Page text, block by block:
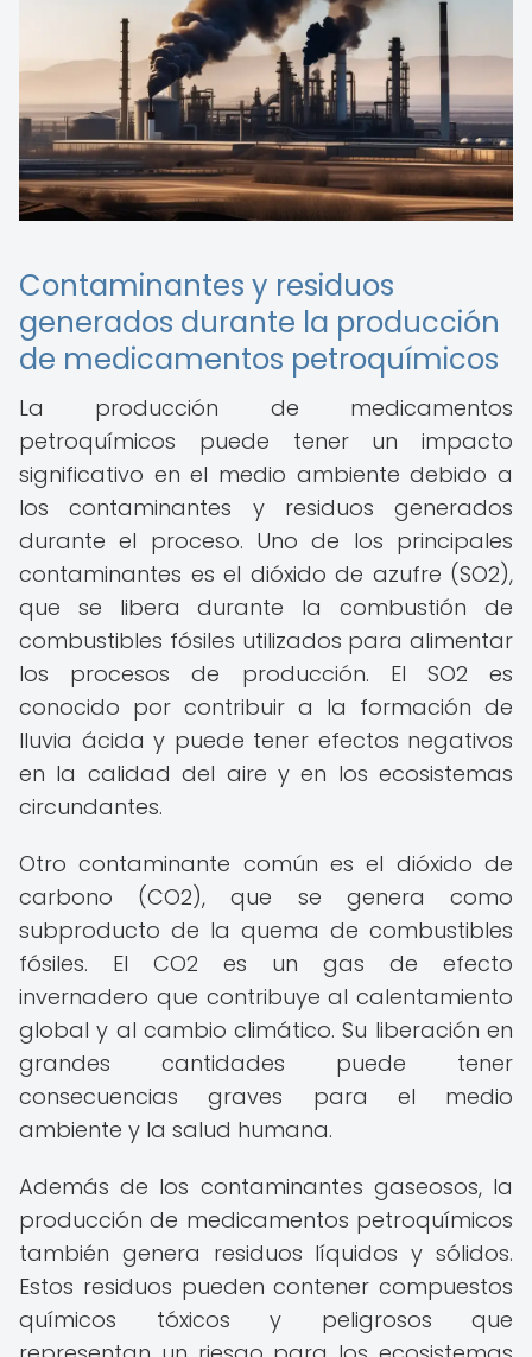
Contaminantes y residuos
generados durante la producción
de medicamentos petroquímicos
La producción de medicamentos
petroquímicos puede tener un impacto
significativo en el medio ambiente debido a
los contaminantes y residuos generados
durante el proceso. Uno de los principales
contaminantes es el dióxido de azufre (SO2),
que se libera durante la combustión de
combustibles fósiles utilizados para alimentar
los procesos de producción. El SO2 es
conocido por contribuir a la formación de
lluvia ácida y puede tener efectos negativos
en la calidad del aire y en los ecosistemas
circundantes.
Otro contaminante común es el dióxido de
carbono (CO2), que se genera como
subproducto de la quema de combustibles
fósiles. El CO2 es un gas de efecto
invernadero que contribuye al calentamiento
global y al cambio climático. Su liberación en
grandes cantidades puede tener
consecuencias graves para el medio
ambiente y la salud humana.
Además de los contaminantes gaseosos, la
producción de medicamentos petroquímicos
también genera residuos líquidos y sólidos.
Estos residuos pueden contener compuestos
químicos tóxicos y peligrosos que